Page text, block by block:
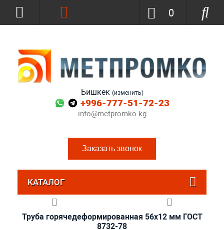
Бишкек (изменить)
+996-777-51-72-23
info@metpromko.kg
Заказать звонок
0
КАТАЛОГ
Труба горячедеформированная 56х12 мм ГОСТ
8732-78